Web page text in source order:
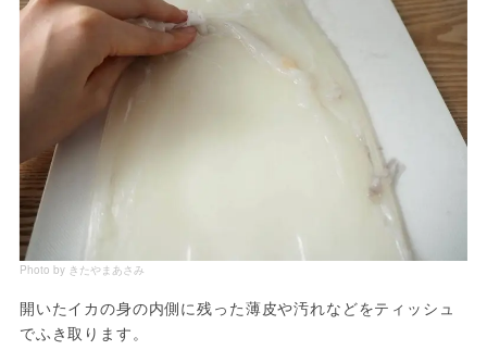
Photo by きたやまあさみ
開いたイカの身の内側に残った薄皮や汚れなどをティッシュ
でふき取ります。